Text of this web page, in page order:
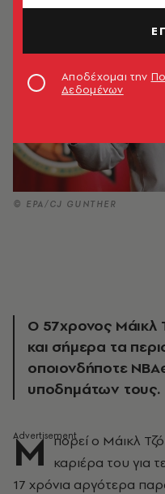
© EPA/CJ GUNTHER
Ο 57χρονος Μάικλ
και σήμερα τα
οποιονδήποτε
υποδημάτων τους.
Μ πορεί ο Μάικλ
καριέρα του για
17 χρόνια αργότερα
Αποδέχομαι την
Δεδομένων